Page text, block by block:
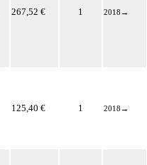
267,52 € 1 2018 →
125,40 € 1 2018 →